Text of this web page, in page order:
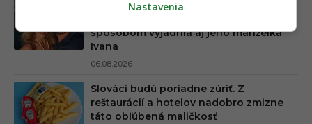
Horúca kauza Mariána Gáboríka je v
spôsobom vyjadrila aj jeho manželka
Ivana
06.08.2026
Slováci budú poriadne zúriť. Z
reštaurácií a hotelov nadobro zmizne
táto obľúbená maličkosť
Nastavenia